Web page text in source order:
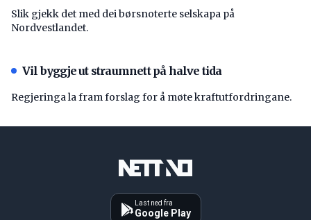
Slik gjekk det med dei børsnoterte selskapa på
Nordvestlandet.
Vil byggje ut straumnett på halve tida
Regjeringa la fram forslag for å møte kraftutfordringane.
Last ned fra
Google Play